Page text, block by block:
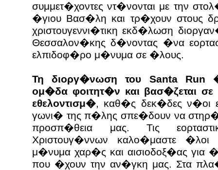
συμμετ�χοντες ντ�νονται με την
�γιου Βασ�λη και τρ�χουν στους
χριστουγεννι�τικη εκδ�λωση
Θεσσαλον�κης δ�νοντας �να
ελπιδοφ�ρο μ�νυμα σε �λους.
Τη διοργ�νωση του Santa Run
ομ�δα φοιτητ�ν και βασ�ζεται
εθελοντισμ�, καθ�ς δεκ�δες ν�οι
γωνι� της π�λης σπε�δουν να
προσπ�θεια μας. Τις
Χριστουγ�ννων καλο�μαστε
μ�νυμα χαρ�ς και αισιοδοξ�ας για
που �χουν την αν�γκη μας. Στα